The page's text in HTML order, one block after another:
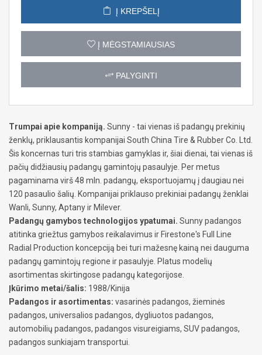
Į KREPŠELĮ
Į MĖGSTAMIAUSIAS
PALYGINTI
Trumpai apie kompaniją. Sunny - tai vienas iš padangų prekinių
ženklų, priklausantis kompanijai South China Tire & Rubber Co. Ltd.
Šis koncernas turi tris stambias gamyklas ir, šiai dienai, tai vienas iš
pačių didžiausių padangų gamintojų pasaulyje. Per metus
pagaminama virš 48 mln. padangų, eksportuojamų į daugiau nei
120 pasaulio šalių. Kompanijai priklauso prekiniai padangų ženklai
Wanli, Sunny, Aptany ir Milever.
Padangų gamybos technologijos ypatumai. Sunny padangos
atitinka griežtus gamybos reikalavimus ir Firestone's Full Line
Radial Production koncepciją bei turi mažesnę kainą nei dauguma
padangų gamintojų regione ir pasaulyje. Platus modelių
asortimentas skirtingose padangų kategorijose.
Įkūrimo metai/šalis: 1988/Kinija
Padangos ir asortimentas: vasarinės padangos, žieminės
padangos, universalios padangos, dygliuotos padangos,
automobilių padangos, padangos visureigiams, SUV padangos,
padangos sunkiajam transportui.